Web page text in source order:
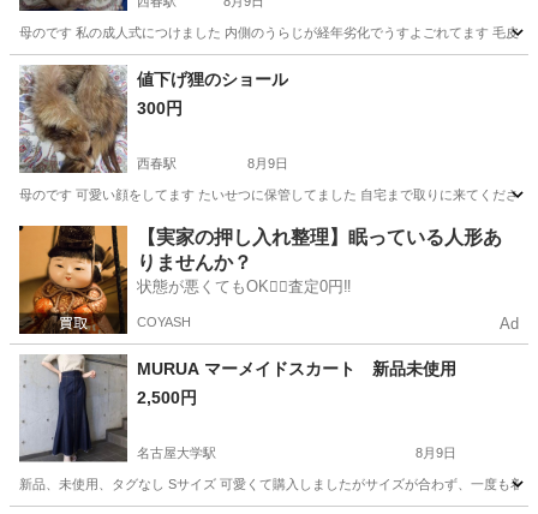
母のです 私の成人式につけました 内側のうらじが経年劣化でうすよごれてます 毛皮
愛知 北名古屋市 西春駅
値下げ狸のショール
300円
西春駅 8月9日
母のです 可愛い顔をしてます たいせつに保管してました 自宅まで取りに来てください
愛知 北名古屋市 西春駅 毛皮
【実家の押し入れ整理】眠っている人形あ
りませんか？
状態が悪くてもOK🙆‍♀️査定0円‼️
COYASH Ad
MURUA マーメイドスカート 新品未使用
2,500円
名古屋大学駅 8月9日
新品、未使用、タグなし Sサイズ 可愛くて購入しましたがサイズが合わず、一度も